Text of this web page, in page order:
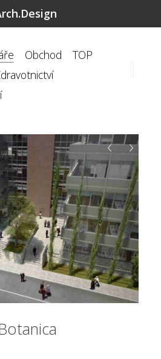
Obchod
TOP
‹ ›